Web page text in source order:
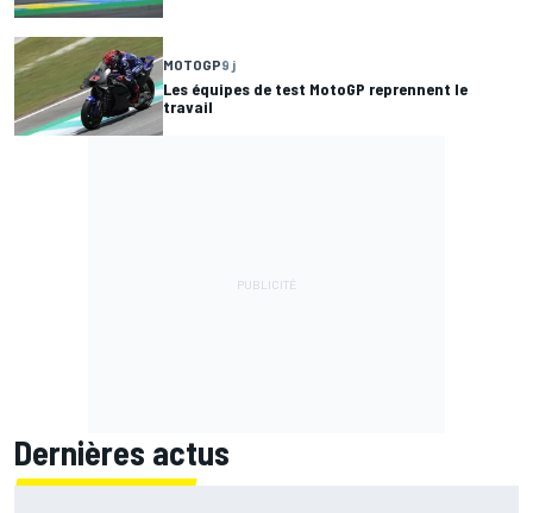
MOTOGP9 j
Les équipes de test MotoGP reprennent le
travail
Dernières actus